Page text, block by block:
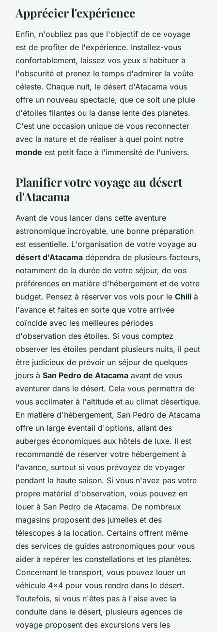
Apprécier l'expérience
Enfin, n'oubliez pas que l'objectif de ce voyage
est de profiter de l'expérience. Installez-vous
confortablement, laissez vos yeux s'habituer à
l'obscurité et prenez le temps d'admirer la voûte
céleste. Chaque nuit, le désert d'Atacama vous
offre un nouveau spectacle, que ce soit une pluie
d'étoiles filantes ou la danse lente des planètes.
C'est une occasion unique de vous reconnecter
avec la nature et de réaliser à quel point notre
monde est petit face à l'immensité de l'univers.
Planifier votre voyage au désert
d'Atacama
Avant de vous lancer dans cette aventure
astronomique incroyable, une bonne préparation
est essentielle. L'organisation de votre voyage au
désert d'Atacama dépendra de plusieurs facteurs,
notamment de la durée de votre séjour, de vos
préférences en matière d'hébergement et de votre
budget. Pensez à réserver vos vols pour le Chili à
l'avance et faites en sorte que votre arrivée
coïncide avec les meilleures périodes
d'observation des étoiles. Si vous comptez
observer les étoiles pendant plusieurs nuits, il peut
être judicieux de prévoir un séjour de quelques
jours à San Pedro de Atacama avant de vous
aventurer dans le désert. Cela vous permettra de
vous acclimater à l'altitude et au climat désertique.
En matière d'hébergement, San Pedro de Atacama
offre un large éventail d'options, allant des
auberges économiques aux hôtels de luxe. Il est
recommandé de réserver votre hébergement à
l'avance, surtout si vous prévoyez de voyager
pendant la haute saison. Si vous n'avez pas votre
propre matériel d'observation, vous pouvez en
louer à San Pedro de Atacama. De nombreux
magasins proposent des jumelles et des
télescopes à la location. Certains offrent même
des services de guides astronomiques pour vous
aider à repérer les constellations et les planètes.
Concernant le transport, vous pouvez louer un
véhicule 4x4 pour vous rendre dans le désert.
Toutefois, si vous n'êtes pas à l'aise avec la
conduite dans le désert, plusieurs agences de
voyage proposent des excursions vers les